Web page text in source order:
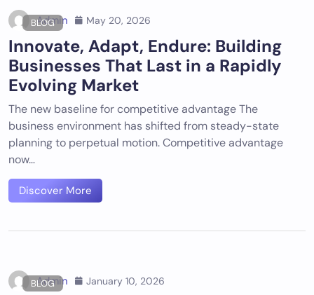
BLOG
Admin May 20, 2026
Innovate, Adapt, Endure: Building
Businesses That Last in a Rapidly
Evolving Market
The new baseline for competitive advantage The
business environment has shifted from steady-state
planning to perpetual motion. Competitive advantage
now…
Discover More
BLOG
Admin January 10, 2026